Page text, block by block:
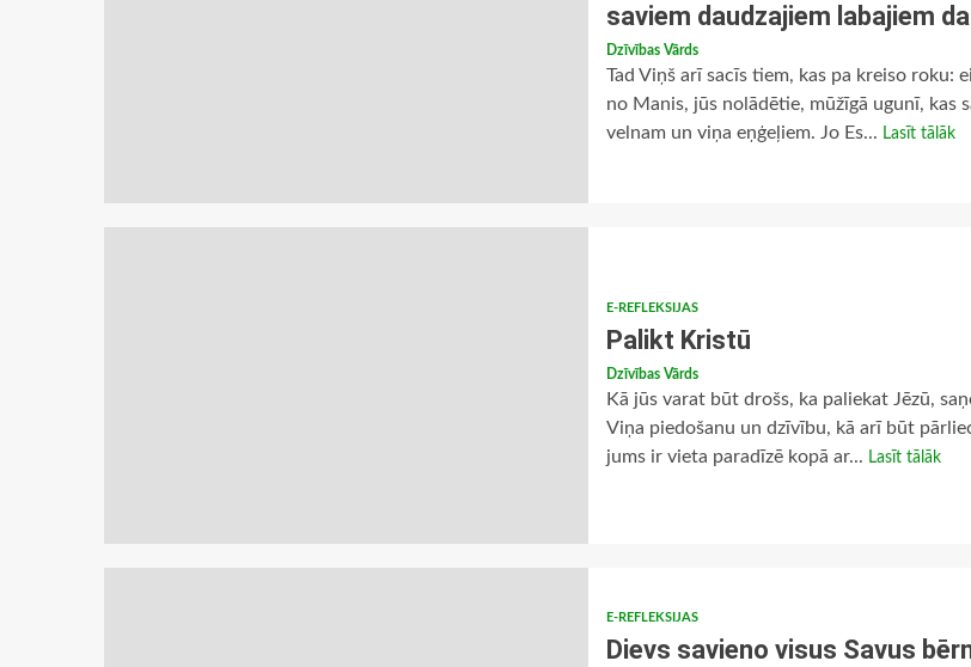
saviem daudzajiem labajiem
Dzīvības Vārds
Tad Viņš arī sacīs tiem, kas pa kreiso roku:
no Manis, jūs nolādētie, mūžīgā ugunī, kas
velnam un viņa eņģeļiem. Jo Es... Lasīt tālāk
E-REFLEKSIJAS
Palikt Kristū
Dzīvības Vārds
Kā jūs varat būt drošs, ka paliekat Jēzū,
Viņa piedošanu un dzīvību, kā arī būt
jums ir vieta paradīzē kopā ar... Lasīt tālāk
E-REFLEKSIJAS
Dievs savieno visus Savus